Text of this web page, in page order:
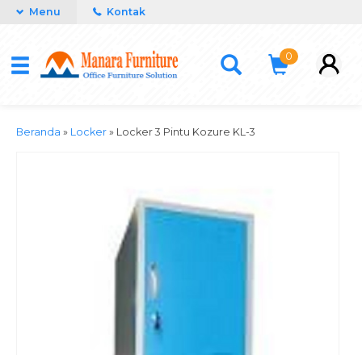
Menu Kontak
0
Beranda » Locker » Locker 3 Pintu Kozure KL-3